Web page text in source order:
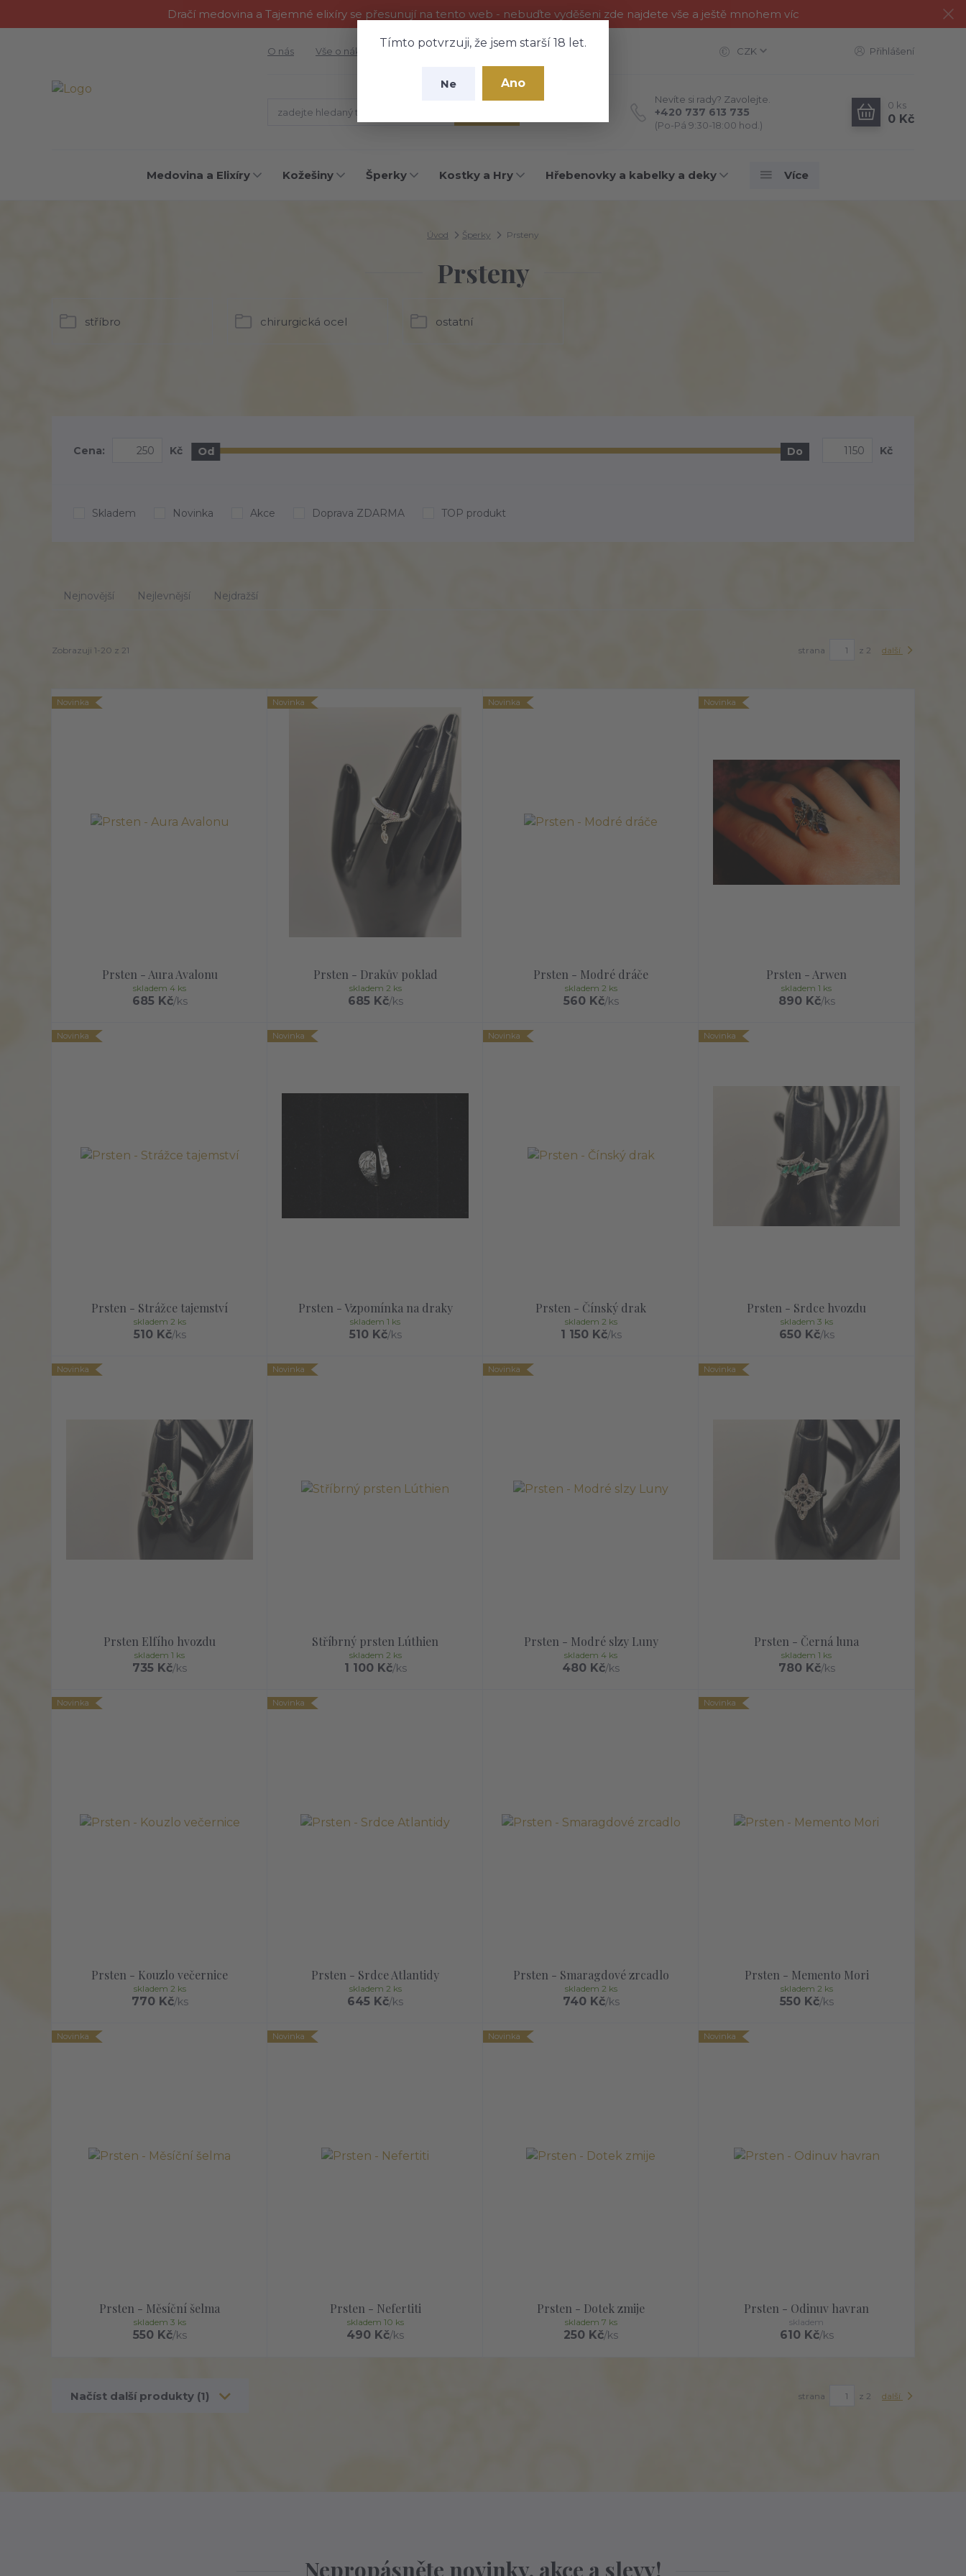
Dračí medovina a Tajemné elixíry se přesunují na tento web - nebuďte vyděšeni zde najdete vše a ještě mnohem víc
Tímto potvrzuji, že jsem starší 18 let.
Ne Ano
O nás Vše o nákupu Fotogalerie Kontakty CZK Přihlášení
Nevíte si rady? Zavolejte.
+420 737 613 735
(Po-Pá 9:30-18:00 hod.)
0 ks
0 Kč
Medovina a Elixíry Kožešiny Šperky Kostky a Hry Hřebenovky a kabelky a deky Více
Úvod Šperky Prsteny
Prsteny
stříbro chirurgická ocel ostatní
Cena: Kč Od Do Kč
Skladem Novinka Akce Doprava ZDARMA TOP produkt
Nejnovější Nejlevnější Nejdražší
Zobrazuji 1-20 z 21 strana z 2 další
Novinka
Prsten - Aura Avalonu
685 Kč/ks
skladem 4 ks
Novinka
Prsten - Drakův poklad
685 Kč/ks
skladem 2 ks
Novinka
Prsten - Modré dráče
560 Kč/ks
skladem 2 ks
Novinka
Prsten - Arwen
890 Kč/ks
skladem 1 ks
Novinka
Prsten - Strážce tajemství
510 Kč/ks
skladem 2 ks
Novinka
Prsten - Vzpomínka na draky
510 Kč/ks
skladem 1 ks
Novinka
Prsten - Čínský drak
1 150 Kč/ks
skladem 2 ks
Novinka
Prsten - Srdce hvozdu
650 Kč/ks
skladem 3 ks
Novinka
Prsten Elfího hvozdu
735 Kč/ks
skladem 1 ks
Novinka
Stříbrný prsten Lúthien
1 100 Kč/ks
skladem 2 ks
Novinka
Prsten - Modré slzy Luny
480 Kč/ks
skladem 4 ks
Novinka
Prsten - Černá luna
780 Kč/ks
skladem 1 ks
Novinka
Prsten - Kouzlo večernice
770 Kč/ks
skladem 2 ks
Novinka
Prsten - Srdce Atlantidy
645 Kč/ks
skladem 2 ks
Prsten - Smaragdové zrcadlo
740 Kč/ks
skladem 2 ks
Novinka
Prsten - Memento Mori
550 Kč/ks
skladem 2 ks
Novinka
Prsten - Měsíční šelma
550 Kč/ks
skladem 3 ks
Novinka
Prsten - Nefertiti
490 Kč/ks
skladem 10 ks
Novinka
Prsten - Dotek zmije
250 Kč/ks
skladem 7 ks
Novinka
Prsten - Odinuv havran
610 Kč/ks
skladem
Načíst další produkty (1) strana z 2 další
Nepropásněte novinky, akce a slevy!